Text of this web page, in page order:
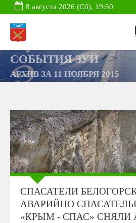
8 августа 2026 (Сб), 19:50
СОБЫТИЯ ЗУИ
АРХИВ ЗА 11 НОЯБРЯ 2015
СПАСАТЕЛИ
АВАРИЙНО
«КРЫМ - СПАС» СНЯЛИ